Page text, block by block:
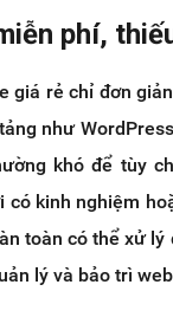
phí,
giá rẻ chỉ đơn
như
khó để tùy
kinh nghiệm
toàn có thể xử
lý và bảo trì